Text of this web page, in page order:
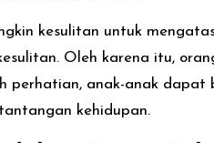
kesulitan untuk
Oleh karena itu,
perhatian, anak-anak
kehidupan.